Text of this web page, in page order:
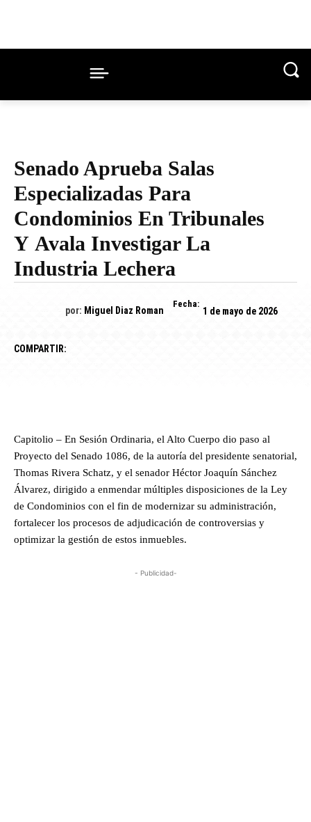
Senado Aprueba Salas
Especializadas Para
Condominios En Tribunales
Y Avala Investigar La
Industria Lechera
por: Miguel Diaz Roman
Fecha:
1 de mayo de 2026
COMPARTIR:
Capitolio – En Sesión Ordinaria, el Alto Cuerpo dio paso al
Proyecto del Senado 1086, de la autoría del presidente senatorial,
Thomas Rivera Schatz, y el senador Héctor Joaquín Sánchez
Álvarez, dirigido a enmendar múltiples disposiciones de la Ley
de Condominios con el fin de modernizar su administración,
fortalecer los procesos de adjudicación de controversias y
optimizar la gestión de estos inmuebles.
- Publicidad-